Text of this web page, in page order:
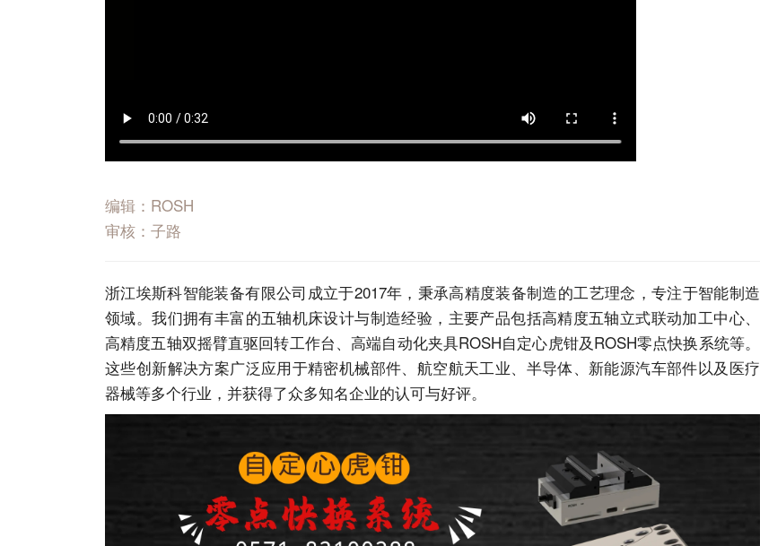
编辑：ROSH
审核：子路
浙江埃斯科智能装备有限公司成立于2017年，秉承高精度装备制造的工艺理念，专注于智能制造
领域。我们拥有丰富的五轴机床设计与制造经验，主要产品包括高精度五轴立式联动加工中心、
高精度五轴双摇臂直驱回转工作台、高端自动化夹具ROSH自定心虎钳及ROSH零点快换系统等。
这些创新解决方案广泛应用于精密机械部件、航空航天工业、半导体、新能源汽车部件以及医疗
器械等多个行业，并获得了众多知名企业的认可与好评。